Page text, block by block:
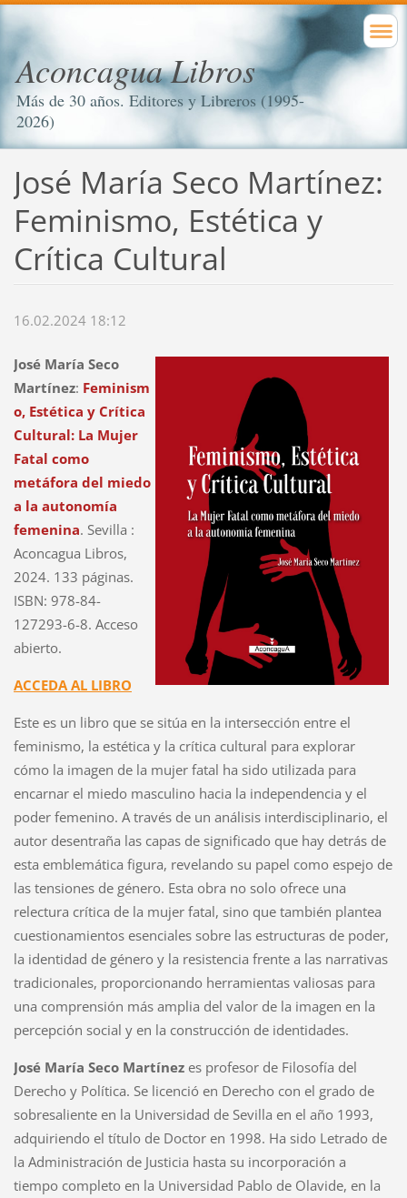
Aconcagua Libros
Más de 30 años. Editores y Libreros (1995-
2026)
José María Seco Martínez:
Feminismo, Estética y
Crítica Cultural
16.02.2024 18:12
José María Seco
Martínez: Feminism
o, Estética y Crítica
Cultural: La Mujer
Fatal como
metáfora del miedo
a la autonomía
femenina. Sevilla :
Aconcagua Libros,
2024. 133 páginas.
ISBN: 978-84-
127293-6-8. Acceso
abierto.
ACCEDA AL LIBRO
Este es un libro que se sitúa en la intersección entre el
feminismo, la estética y la crítica cultural para explorar
cómo la imagen de la mujer fatal ha sido utilizada para
encarnar el miedo masculino hacia la independencia y el
poder femenino. A través de un análisis interdisciplinario, el
autor desentraña las capas de significado que hay detrás de
esta emblemática figura, revelando su papel como espejo de
las tensiones de género. Esta obra no solo ofrece una
relectura crítica de la mujer fatal, sino que también plantea
cuestionamientos esenciales sobre las estructuras de poder,
la identidad de género y la resistencia frente a las narrativas
tradicionales, proporcionando herramientas valiosas para
una comprensión más amplia del valor de la imagen en la
percepción social y en la construcción de identidades.
José María Seco Martínezes profesor de Filosofía del
Derecho y Política. Se licenció en Derecho con el grado de
sobresaliente en la Universidad de Sevilla en el año 1993,
adquiriendo el título de Doctor en 1998. Ha sido Letrado de
la Administración de Justicia hasta su incorporación a
tiempo completo en la Universidad Pablo de Olavide, en la